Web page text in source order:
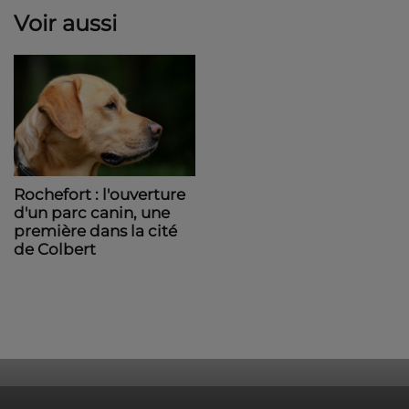
Voir aussi
Rochefort : l'ouverture
d'un parc canin, une
première dans la cité
de Colbert